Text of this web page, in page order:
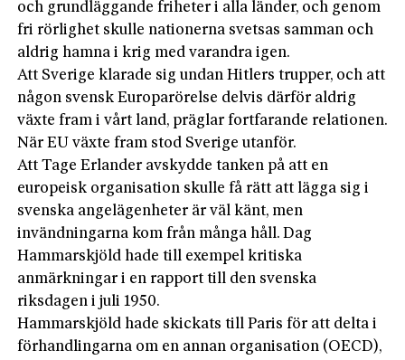
och grundläggande friheter i alla länder, och genom
fri rörlighet skulle nationerna svetsas samman och
aldrig hamna i krig med varandra igen.
Att Sverige klarade sig undan Hitlers trupper, och att
någon svensk Europarörelse delvis därför aldrig
växte fram i vårt land, präglar fortfarande relationen.
När EU växte fram stod Sverige utanför.
Att Tage Erlander avskydde tanken på att en
europeisk organisation skulle få rätt att lägga sig i
svenska angelägenheter är väl känt, men
invändningarna kom från många håll. Dag
Hammarskjöld hade till exempel kritiska
anmärkningar i en rapport till den svenska
riksdagen i juli 1950.
Hammarskjöld hade skickats till Paris för att delta i
förhandlingarna om en annan organisation (OECD),